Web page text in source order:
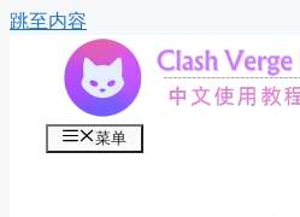
跳至内容
菜单